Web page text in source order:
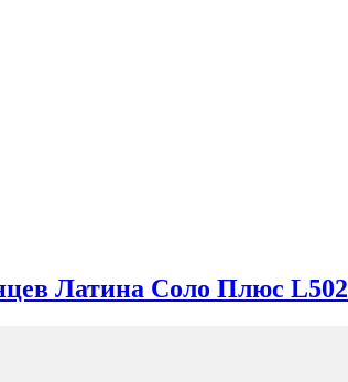
Латина Соло Плюс L502